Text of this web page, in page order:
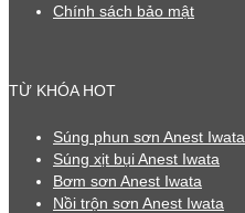
Chính sách bảo mật
TỪ KHÓA HOT
Súng phun sơn Anest Iwata
Súng xịt bụi Anest Iwata
Bơm sơn Anest Iwata
Nồi trộn sơn Anest Iwata